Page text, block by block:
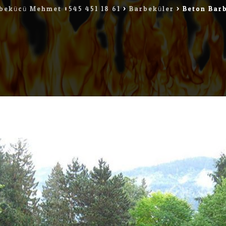
Mehmet 0545 451 18 61>Barbeküler > Beton